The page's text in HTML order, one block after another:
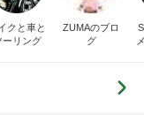
クと車と
ーリング
ZUMAのブロ
グ